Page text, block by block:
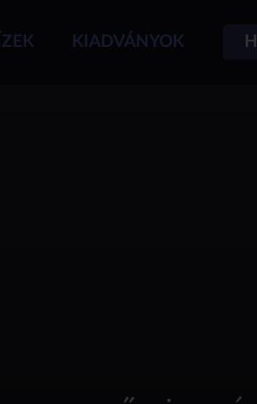
KIADVÁNYOK